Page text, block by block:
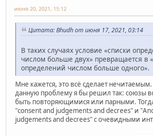
июня 20, 2021, 15:12
Цитата: Bhudh от июня 17, 2021, 03:14
В таких случаях условие «списки
числом больше двух» превращается в
определений числом больше одного».
Мне кажется, это всё сделает
данную проблему я бы решил так: союзы
быть повторяющимися или парными.
"consent and judgements and decrees" и
judgements and decrees" с очевидными